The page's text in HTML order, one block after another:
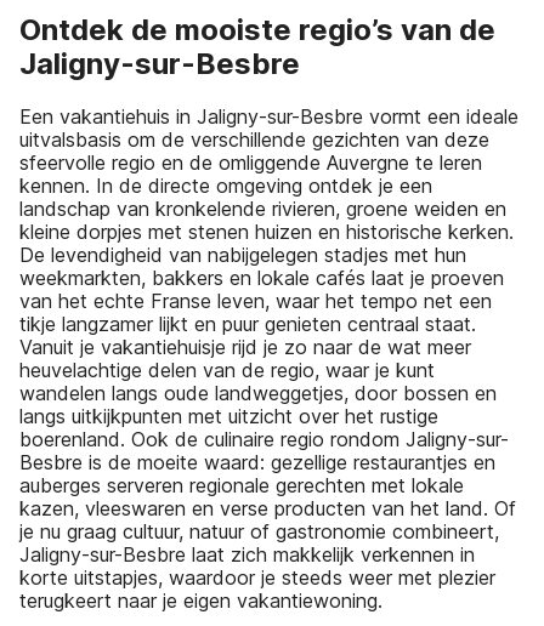
Ontdek de mooiste regio’s van de
Jaligny-sur-Besbre
Een vakantiehuis in Jaligny-sur-Besbre vormt een ideale
uitvalsbasis om de verschillende gezichten van deze
sfeervolle regio en de omliggende Auvergne te leren
kennen. In de directe omgeving ontdek je een
landschap van kronkelende rivieren, groene weiden en
kleine dorpjes met stenen huizen en historische kerken.
De levendigheid van nabijgelegen stadjes met hun
weekmarkten, bakkers en lokale cafés laat je proeven
van het echte Franse leven, waar het tempo net een
tikje langzamer lijkt en puur genieten centraal staat.
Vanuit je vakantiehuisje rijd je zo naar de wat meer
heuvelachtige delen van de regio, waar je kunt
wandelen langs oude landweggetjes, door bossen en
langs uitkijkpunten met uitzicht over het rustige
boerenland. Ook de culinaire regio rondom Jaligny-sur-
Besbre is de moeite waard: gezellige restaurantjes en
auberges serveren regionale gerechten met lokale
kazen, vleeswaren en verse producten van het land. Of
je nu graag cultuur, natuur of gastronomie combineert,
Jaligny-sur-Besbre laat zich makkelijk verkennen in
korte uitstapjes, waardoor je steeds weer met plezier
terugkeert naar je eigen vakantiewoning.